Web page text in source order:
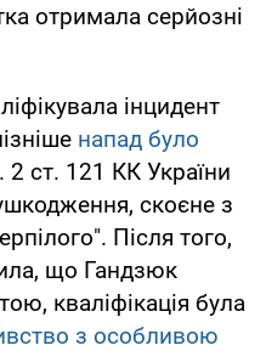
отримала серйозні
інцидент
напад було
2 ст. 121 КК України
скоєне з
Після того,
що Гандзюк
кваліфікація була
з особливою